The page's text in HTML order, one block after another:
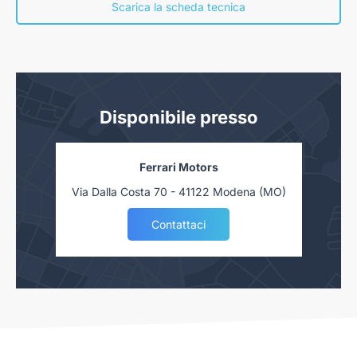
Scarica la scheda tecnica
Disponibile presso
Ferrari Motors
Via Dalla Costa 70 - 41122 Modena (MO)
Contattaci